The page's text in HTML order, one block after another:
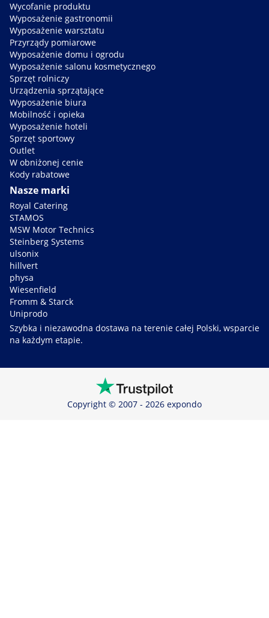
Wycofanie produktu
Wyposażenie gastronomii
Wyposażenie warsztatu
Przyrządy pomiarowe
Wyposażenie domu i ogrodu
Wyposażenie salonu kosmetycznego
Sprzęt rolniczy
Urządzenia sprzątające
Wyposażenie biura
Mobilność i opieka
Wyposażenie hoteli
Sprzęt sportowy
Outlet
W obniżonej cenie
Kody rabatowe
Nasze marki
Royal Catering
STAMOS
MSW Motor Technics
Steinberg Systems
ulsonix
hillvert
physa
Wiesenfield
Fromm & Starck
Uniprodo
Szybka i niezawodna dostawa na terenie całej Polski, wsparcie
na każdym etapie.
Copyright © 2007 - 2026 expondo